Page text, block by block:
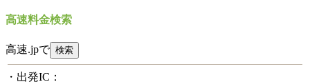
高速料金検索
高速.jpで
・出発IC：